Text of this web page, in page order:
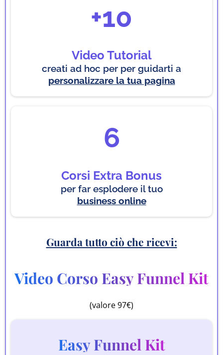
+10
Video Tutorial
creati ad hoc per per guidarti a
personalizzare la tua pagina
6
Corsi Extra Bonus
per far esplodere il tuo
business online
Guarda tutto ciò che ricevi:
Video Corso Easy Funnel Kit
(valore 97€)
Easy Funnel Kit